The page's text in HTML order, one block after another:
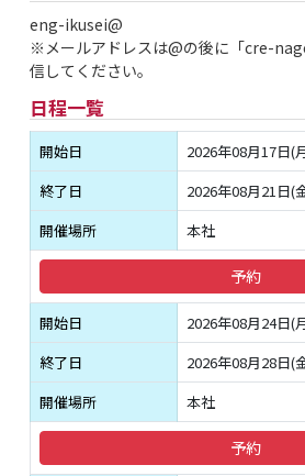
eng-ikusei@
※メールアドレスは@の後に「cre-
信してください。
日程一覧
開始日
2026年08月17日(
終了日
2026年08月21日(
開催場所
本社
予約
開始日
2026年08月24日(
終了日
2026年08月28日(
開催場所
本社
予約